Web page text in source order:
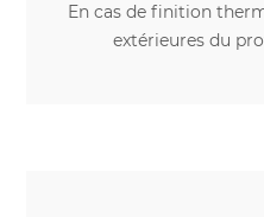
En cas de finition
extérieures du